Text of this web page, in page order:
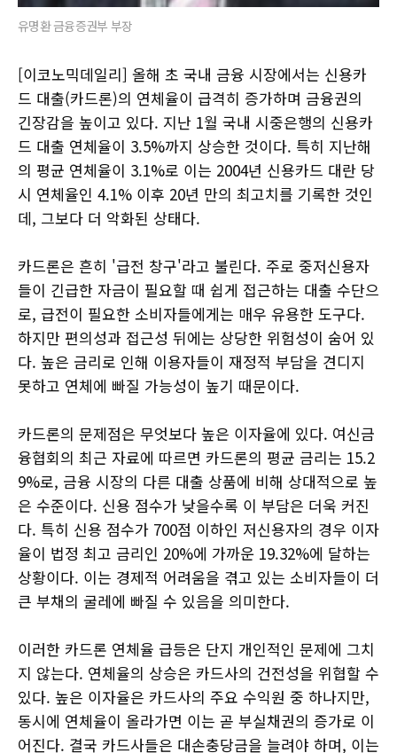
유명환 금융증권부 부장
[이코노믹데일리] 올해 초 국내 금융 시장에서는 신용카
드 대출(카드론)의 연체율이 급격히 증가하며 금융권의
긴장감을 높이고 있다. 지난 1월 국내 시중은행의 신용카
드 대출 연체율이 3.5%까지 상승한 것이다. 특히 지난해
의 평균 연체율이 3.1%로 이는 2004년 신용카드 대란 당
시 연체율인 4.1% 이후 20년 만의 최고치를 기록한 것인
데, 그보다 더 악화된 상태다.
카드론은 흔히 '급전 창구'라고 불린다. 주로 중저신용자
들이 긴급한 자금이 필요할 때 쉽게 접근하는 대출 수단으
로, 급전이 필요한 소비자들에게는 매우 유용한 도구다.
하지만 편의성과 접근성 뒤에는 상당한 위험성이 숨어 있
다. 높은 금리로 인해 이용자들이 재정적 부담을 견디지
못하고 연체에 빠질 가능성이 높기 때문이다.
카드론의 문제점은 무엇보다 높은 이자율에 있다. 여신금
융협회의 최근 자료에 따르면 카드론의 평균 금리는 15.2
9%로, 금융 시장의 다른 대출 상품에 비해 상대적으로 높
은 수준이다. 신용 점수가 낮을수록 이 부담은 더욱 커진
다. 특히 신용 점수가 700점 이하인 저신용자의 경우 이자
율이 법정 최고 금리인 20%에 가까운 19.32%에 달하는
상황이다. 이는 경제적 어려움을 겪고 있는 소비자들이 더
큰 부채의 굴레에 빠질 수 있음을 의미한다.
이러한 카드론 연체율 급등은 단지 개인적인 문제에 그치
지 않는다. 연체율의 상승은 카드사의 건전성을 위협할 수
있다. 높은 이자율은 카드사의 주요 수익원 중 하나지만,
동시에 연체율이 올라가면 이는 곧 부실채권의 증가로 이
어진다. 결국 카드사들은 대손충당금을 늘려야 하며, 이는